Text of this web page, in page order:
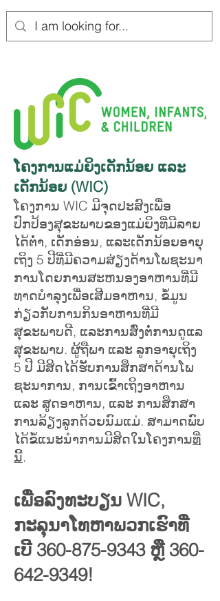
ໂຄງການແມ່ຍິງເດັກນ້ອຍ ແລະ
ເດັກນ້ອຍ (WIC)
ໂຄງການ WIC ມີຈຸດປະສົງເພື່ອ
ປົກປ້ອງສຸຂະພາບຂອງແມ່ຍິງທີ່ມີລາຍ
ໄດ້ຕໍ່າ, ເດັກອ່ອນ, ແລະເດັກນ້ອຍອາຍຸ
ເຖິງ 5 ປີທີ່ມີຄວາມສ່ຽງດ້ານໂພຊະນາ
ການໂດຍການສະຫນອງອາຫານທີ່ມີ
ທາດບໍາລຸງເພື່ອເສີມອາຫານ, ຂໍ້ມູນ
ກ່ຽວກັບການກິນອາຫານທີ່ມີ
ສຸຂະພາບດີ, ແລະການສົ່ງຕໍ່ການດູແລ
ສຸຂະພາບ. ຜູ້ຖືພາ ແລະ ລູກອາຍຸເຖິງ
5 ປີ ມີສິດໄດ້ຮັບການສຶກສາດ້ານໂພ
ຊະນາການ, ການເຂົ້າເຖິງອາຫານ
ແລະ ສູດອາຫານ, ແລະ ການສຶກສາ
ການລ້ຽງລູກດ້ວຍນົມແມ່. ສາມາດພົບ
ໄດ້ຂໍ້ແນະນຳການມີສິດໃນໂຄງການທີ່
ນີ້.
ເພື່ອລົງທະບຽນ WIC,
ກະລຸນາໂທຫາພວກເຮົາທີ່
ເບີ 360-875-9343ຫຼື 360-
642-9349!